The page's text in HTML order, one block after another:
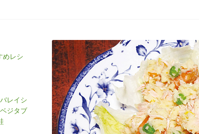
めレシ
バレイシ
ジタブ